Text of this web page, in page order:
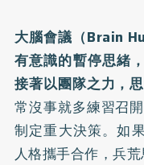
大腦會議（Brain
有意識的暫停思緒
接著以團隊之力，
常沒事就多練習召
制定重大決策。如
人格攜手合作，兵